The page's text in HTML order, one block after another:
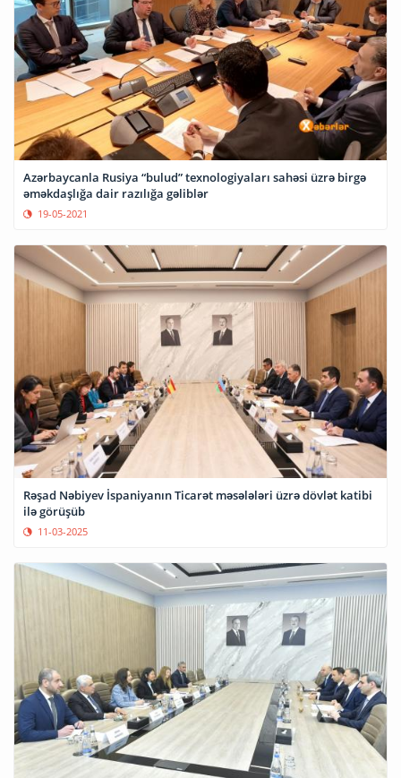
Azərbaycanla Rusiya “bulud” texnologiyaları sahəsi üzrə birgə
əməkdaşlığa dair razılığa gəliblər
19-05-2021
Rəşad Nəbiyev İspaniyanın Ticarət məsələləri üzrə dövlət katibi
ilə görüşüb
11-03-2025